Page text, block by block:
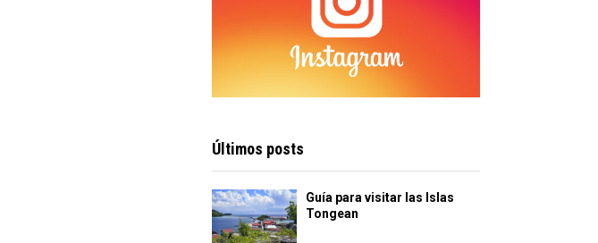
Últimos posts
Guía para visitar las Islas
Tongean